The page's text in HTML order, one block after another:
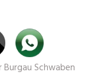
Schwaben